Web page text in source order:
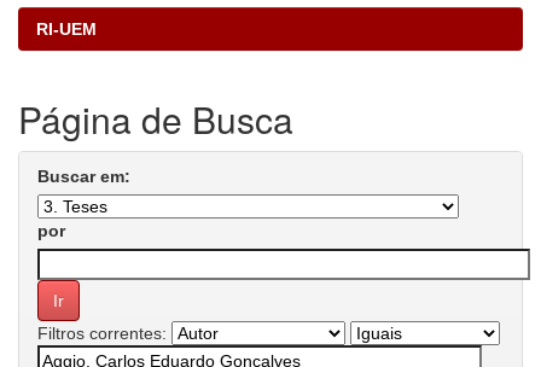
RI-UEM
Página de Busca
Buscar em:
por
Filtros correntes: